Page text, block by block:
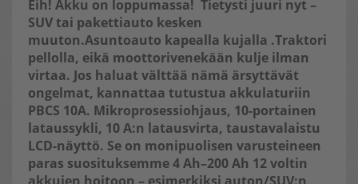
Eih! Akku on loppumassa! Tietysti juuri nyt –
SUV tai pakettiauto kesken
muuton.Asuntoauto kapealla kujalla .Traktori
pellolla, eikä moottorivenekään kulje ilman
virtaa. Jos haluat välttää nämä ärsyttävät
ongelmat, kannattaa tutustua akkulaturiin
PBCS 10A. Mikroprosessiohjaus, 10-portainen
lataussykli, 10 A:n latausvirta, taustavalaistu
LCD-näyttö. Se on monipuolisen varusteineen
paras suosituksemme 4 Ah–200 Ah 12 voltin